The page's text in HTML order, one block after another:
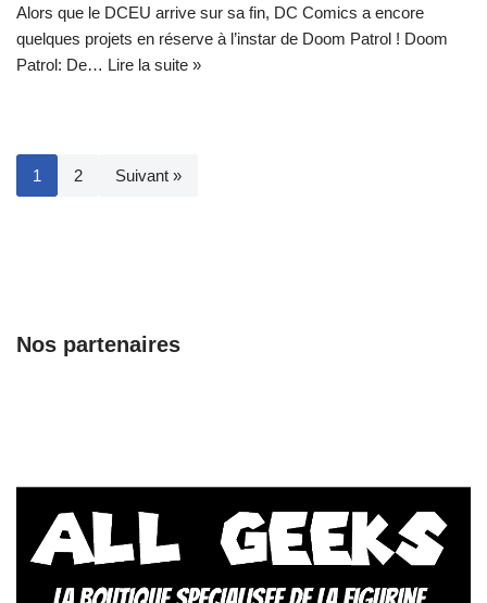
Alors que le DCEU arrive sur sa fin, DC Comics a encore
quelques projets en réserve à l’instar de Doom Patrol ! Doom
Patrol: De… Lire la suite »
1 2 Suivant »
Nos partenaires